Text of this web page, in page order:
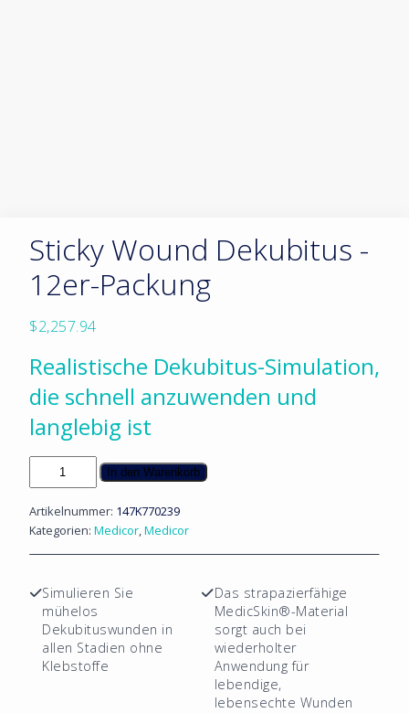
Sticky Wound Dekubitus -
12er-Packung
$2,257.94
Realistische Dekubitus-Simulation,
die schnell anzuwenden und
langlebig ist
Sticky
Wound
Dekubitus
-
Menge
In den Warenkorb
Artikelnummer: 147K770239
Kategorien: Medicor,Medicor
Simulieren Sie
mühelos
Dekubituswunden in
allen Stadien ohne
Klebstoffe
Das strapazierfähige
MedicSkin®-Material
sorgt auch bei
wiederholter
Anwendung für
lebendige,
lebensechte Wunden